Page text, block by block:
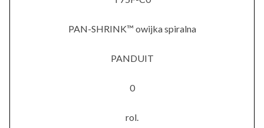
PAN-SHRINK™ owijka spiralna
PANDUIT
0
rol.